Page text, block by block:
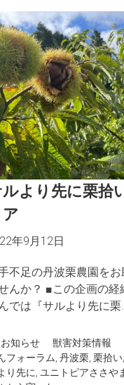
ルより先に栗拾
ア
年9月12日
不足の丹波栗農園を
んか？ ■この企画の経
では『サルより先に栗
お知らせ 獣害対策情報
フォーラム 丹波栗 栗拾い
り先に ユニトピアささや